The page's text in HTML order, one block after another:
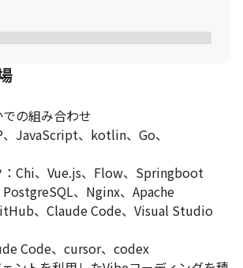
の組み合わせ
、JavaScript、kotlin、Go、
：Chi、Vue.js、Flow、Springboot
PostgreSQL、Nginx、Apache
、Claude Code、Visual Studio
Code、cursor、codex